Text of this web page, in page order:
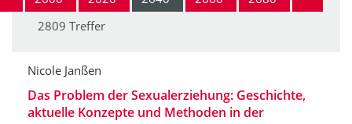
2809 Treffer
Nicole Janßen
Das Problem der Sexualerziehung: Geschichte,
aktuelle Konzepte und Methoden in der